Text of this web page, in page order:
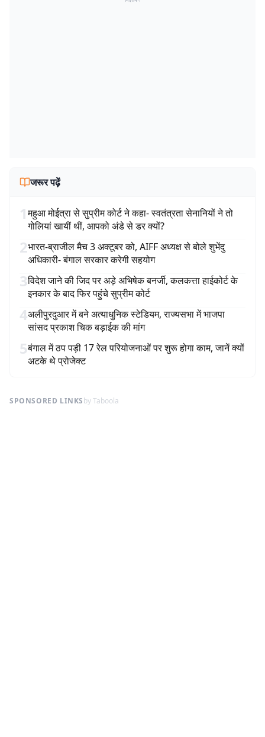
जरूर पढ़ें
1महुआ मोईत्रा से सुप्रीम कोर्ट ने कहा- स्वतंत्रता सेनानियों ने तो
गोलियां खायीं थीं, आपको अंडे से डर क्यों?
2भारत-ब्राजील मैच 3 अक्टूबर को, AIFF अध्यक्ष से बोले शुभेंदु
अधिकारी- बंगाल सरकार करेगी सहयोग
3विदेश जाने की जिद पर अड़े अभिषेक बनर्जी, कलकत्ता हाईकोर्ट के
इनकार के बाद फिर पहुंचे सुप्रीम कोर्ट
4अलीपुरदुआर में बने अत्याधुनिक स्टेडियम, राज्यसभा में भाजपा
सांसद प्रकाश चिक बड़ाईक की मांग
5बंगाल में ठप पड़ी 17 रेल परियोजनाओं पर शुरू होगा काम, जानें क्यों
अटके थे प्रोजेक्ट
SPONSORED LINKSby Taboola